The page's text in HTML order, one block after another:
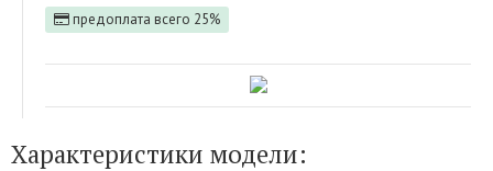
предоплата всего 25%
Характеристики модели: